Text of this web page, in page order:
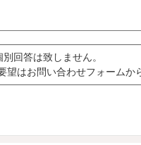
回答は致しません。
望はお問い合わせフォームか